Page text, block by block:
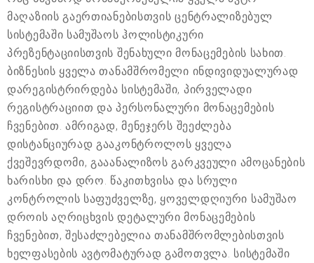
მაღაზიის გაერთიანებისთვის ცენტრალიზებულ
სისტემაში სამუშაოს ჰოლისტიკური
პრეზენტაციისთვის შენახული მონაცემების სახით.
ბიზნესის ყველა თანამშრომელი ინდივიდუალურად
დარეგისტრირდება სისტემაში, პირველადი
რეგისტრაციით და პერსონალური მონაცემების
ჩვენებით. ამრიგად, მენეჯერს შეეძლება
დისტანციურად გააკონტროლოს ყველა
ქვეშევრდომი, გააანალიზოს გარკვეული ამოცანების
ხარისხი და დრო. წაკითხვისა და სრული
კონტროლის საფუძველზე, ყოველდღიური სამუშაო
დროის აღრიცხვის დეტალური მონაცემების
ჩვენებით, შესაძლებელია თანამშრომლებისთვის
ხელფასების ავტომატურად გამოთვლა. სისტემაში